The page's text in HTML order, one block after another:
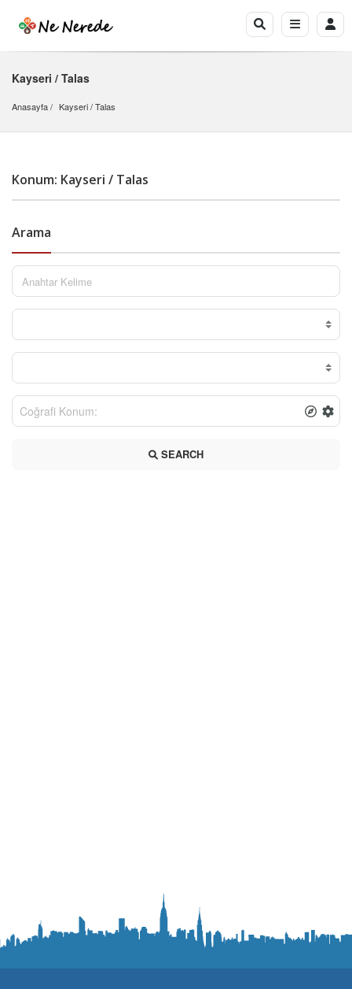
Kayseri / Talas
Anasayfa Kayseri / Talas
Konum: Kayseri / Talas
Arama
SEARCH